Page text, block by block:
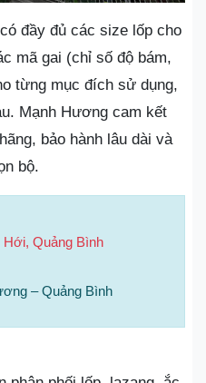
đầy đủ các size lốp cho
mã gai (chỉ số độ bám,
từng mục đích sử dụng,
Mạnh Hương cam kết
bảo hành lâu dài và
bộ.
Quảng Bình
– Quảng Bình